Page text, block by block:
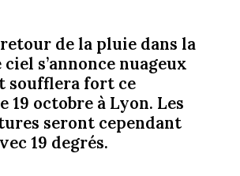
de la pluie dans la
s’annonce nuageux
soufflera fort ce
19 octobre à Lyon. Les
seront cependant
19 degrés.